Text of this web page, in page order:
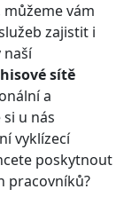
vám
zajistit i
naší
sítě
a
u nás
vyklízecí
poskytnout
pracovníků?